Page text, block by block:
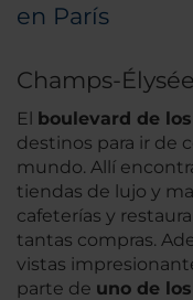
en París
Champs-
El boulevard de
destinos para ir de
mundo. Allí
tiendas de lujo y
cafeterías y
tantas compras.
vistas
parte de uno de